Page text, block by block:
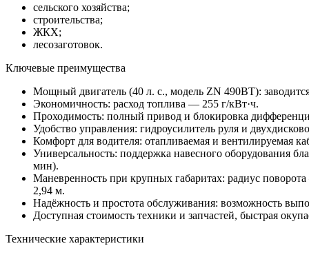
сельского хозяйства;
строительства;
ЖКХ;
лесозаготовок.
Ключевые преимущества
Мощный двигатель (40 л. с., модель ZN 490BT):
Экономичность: расход топлива — 255 г/кВт·ч.
Проходимость: полный привод и блокировка
Удобство управления: гидроусилитель руля и
Комфорт для водителя: отапливаемая и вентилируемая
Универсальность: поддержка навесного оборудования
мин).
Маневренность при крупных габаритах: радиус
2,94 м.
Надёжность и простота обслуживания: возможность
Доступная стоимость техники и запчастей, быстрая
Технические характеристики